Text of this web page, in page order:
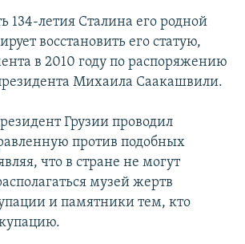
134-летия Сталина его родной
восстановить его статую,
в 2010 году по распоряжению
Михаила Саакашвили.
Грузии проводил
против подобных
что в стране не могут
музей жертв
и памятники тем, кто